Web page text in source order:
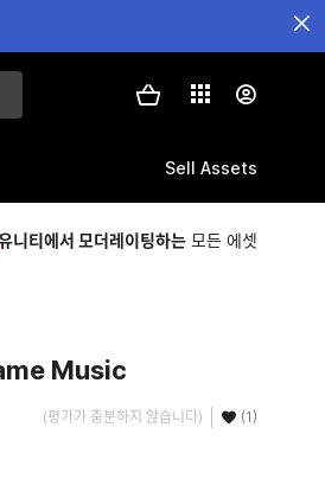
Sell Assets
니티에서 모더레이팅하는 모든 에셋
Music
(평가가 충분하지 않습니다) (1)